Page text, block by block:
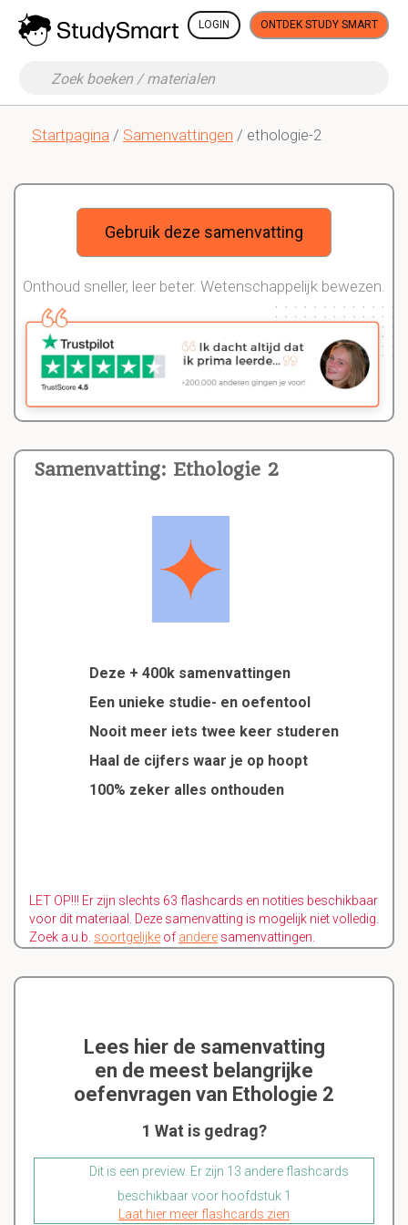
LOGIN ONTDEK STUDY SMART
Startpagina / Samenvattingen / ethologie-2
Samenvatting: Ethologie 2
Deze + 400k samenvattingen
Een unieke studie- en oefentool
Nooit meer iets twee keer studeren
Haal de cijfers waar je op hoopt
100% zeker alles onthouden
LET OP!!! Er zijn slechts 63 flashcards en notities beschikbaar
voor dit materiaal. Deze samenvatting is mogelijk niet volledig.
Zoek a.u.b. soortgelijke of andere samenvattingen.
Gebruik deze samenvatting
Onthoud sneller, leer beter. Wetenschappelijk bewezen.
Lees hier de samenvatting
en de meest belangrijke
oefenvragen van Ethologie 2
1 Wat is gedrag?
Dit is een preview. Er zijn 13 andere flashcards
beschikbaar voor hoofdstuk 1
Laat hier meer flashcards zien